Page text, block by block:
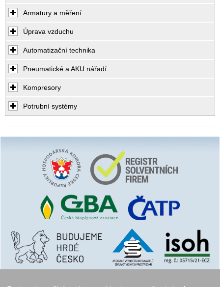
Armatury a měření
Úprava vzduchu
Automatizační technika
Pneumatické a AKU nářadí
Kompresory
Potrubní systémy